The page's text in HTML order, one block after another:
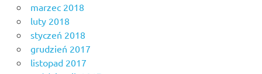
marzec 2018
luty 2018
styczeń 2018
grudzień 2017
listopad 2017